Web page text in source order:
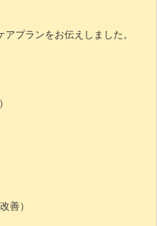
プランをお伝えしました。
善）